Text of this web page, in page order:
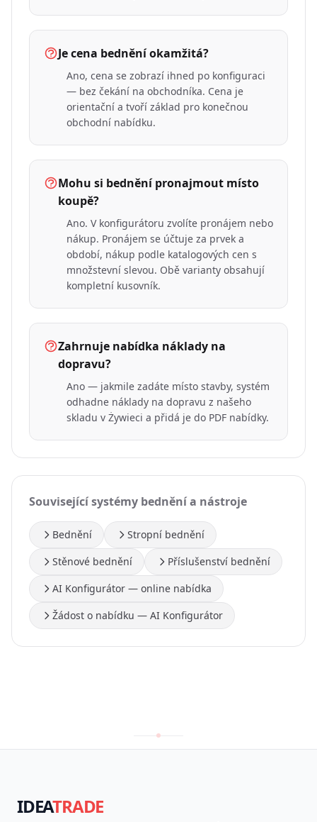
Je cena bednění okamžitá?
Ano, cena se zobrazí ihned po konfiguraci
— bez čekání na obchodníka. Cena je
orientační a tvoří základ pro konečnou
obchodní nabídku.
Mohu si bednění pronajmout místo
koupě?
Ano. V konfigurátoru zvolíte pronájem nebo
nákup. Pronájem se účtuje za prvek a
období, nákup podle katalogových cen s
množstevní slevou. Obě varianty obsahují
kompletní kusovník.
Zahrnuje nabídka náklady na
dopravu?
Ano — jakmile zadáte místo stavby, systém
odhadne náklady na dopravu z našeho
skladu v Żywieci a přidá je do PDF nabídky.
Související systémy bednění a nástroje
Bednění
Stropní bednění
Stěnové bednění
Příslušenství bednění
AI Konfigurátor — online nabídka
Žádost o nabídku — AI Konfigurátor
IDEATRADE